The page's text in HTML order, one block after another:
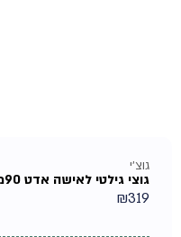
גוצ'י
גוצי גילטי לאישה אדט 90מל
₪319